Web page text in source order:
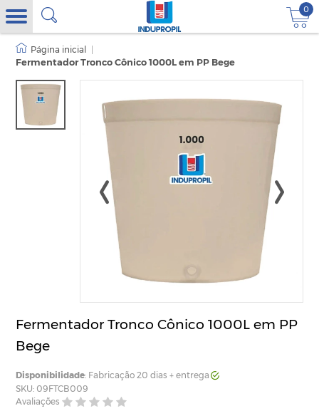
0
Fermentador Tronco Cônico 1000L em PP Bege
Fermentador Tronco Cônico 1000L em PP
Bege
Disponibilidade: Fabricação 20 dias + entrega
SKU: 09FTCB009
Avaliações